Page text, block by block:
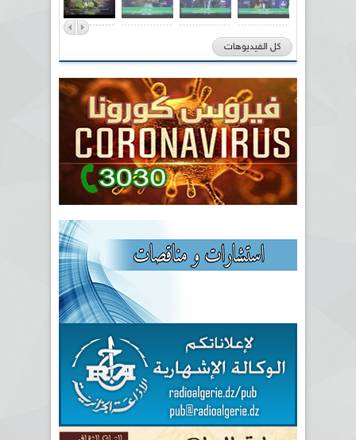
كل الفيديوهات